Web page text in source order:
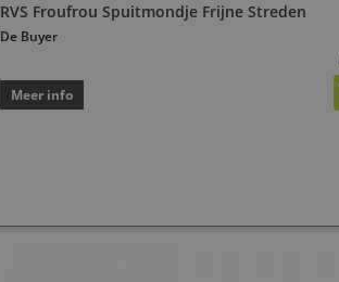
RVS Froufrou Spuitmondje Frijne Streden
De Buyer
Meer info